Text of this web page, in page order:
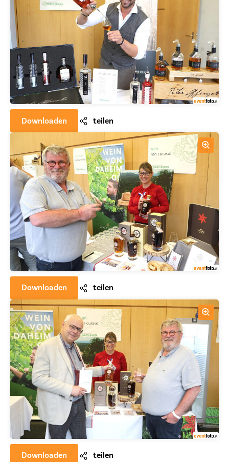
Downloaden teilen
Downloaden teilen
Downloaden teilen